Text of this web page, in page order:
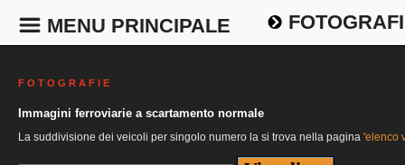
MENU PRINCIPALE
F O T O G R A F I E
Immagini ferroviarie a scartamento normale
La suddivisione dei veicoli per singolo numero la si trova nella pagina 'elenco